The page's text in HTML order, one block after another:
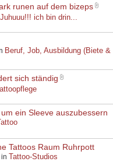
runen auf dem bizeps
Juhuuu!!! ich bin drin...
Beruf, Job, Ausbildung (Biete &
sich ständig
ein Sleeve auszubessern
Tattoos Raum Ruhrpott
Tattoo-Studios